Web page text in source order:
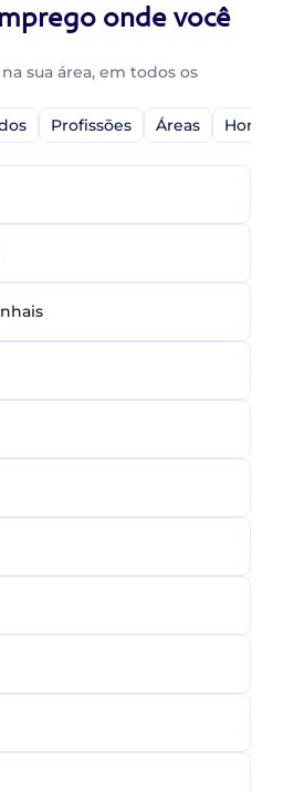
onde você
sua área, em todos os
Profissões Áreas Home-